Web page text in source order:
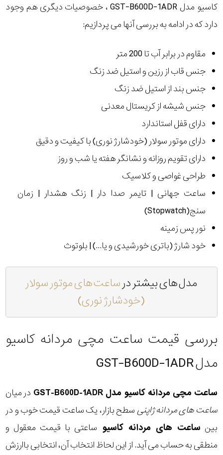
کاسیو مدل GST-B600D-1ADR ، خصوصیات دیگری هم وجود
دارد که در ادامه به بررسی آنها می پردازیم:
مقاوم در برابر آب تا 200 متر
جنس قاب از رزین و استیل ضد زنگ
جنس بند از استیل ضد زنگ
جنس شیشه از کریستال معدنی
دارای قفل استاندارد
دارای موتور سولار (خودشارژ نوری) با کیفیت و دقیق
دارای تقویم روزانه و نشانگر هفته یا شب و روز
طراحی غواصی و کلاسیک
ساعت جهانی | تایمر صدا دار | زنگ هشدار | زمان
سنج(Stopwatch)
نور پس زمینه
خود شارژ (باتری خورشیدی و یا...) | بلوتوث
مدل های بیشتر درساعت های موتور سولار
(خودشارژ نوری)
بررسی قیمت ساعت مچی مردانه کاسیو
مدل GST-B600D-1ADR
ساعت مچی مردانه کاسیو مدل GST-B600D-1ADR
در میان
ساعت های مردانه ژاپنیسطح بازار، یک ساعت قیمت خوب و در
بین ساعت های مردانه کاسیو ساعتی با قیمت معقول و
منطقی به حساب می آید. از این لحاظ انتخاب آن، انتخابی باارزش